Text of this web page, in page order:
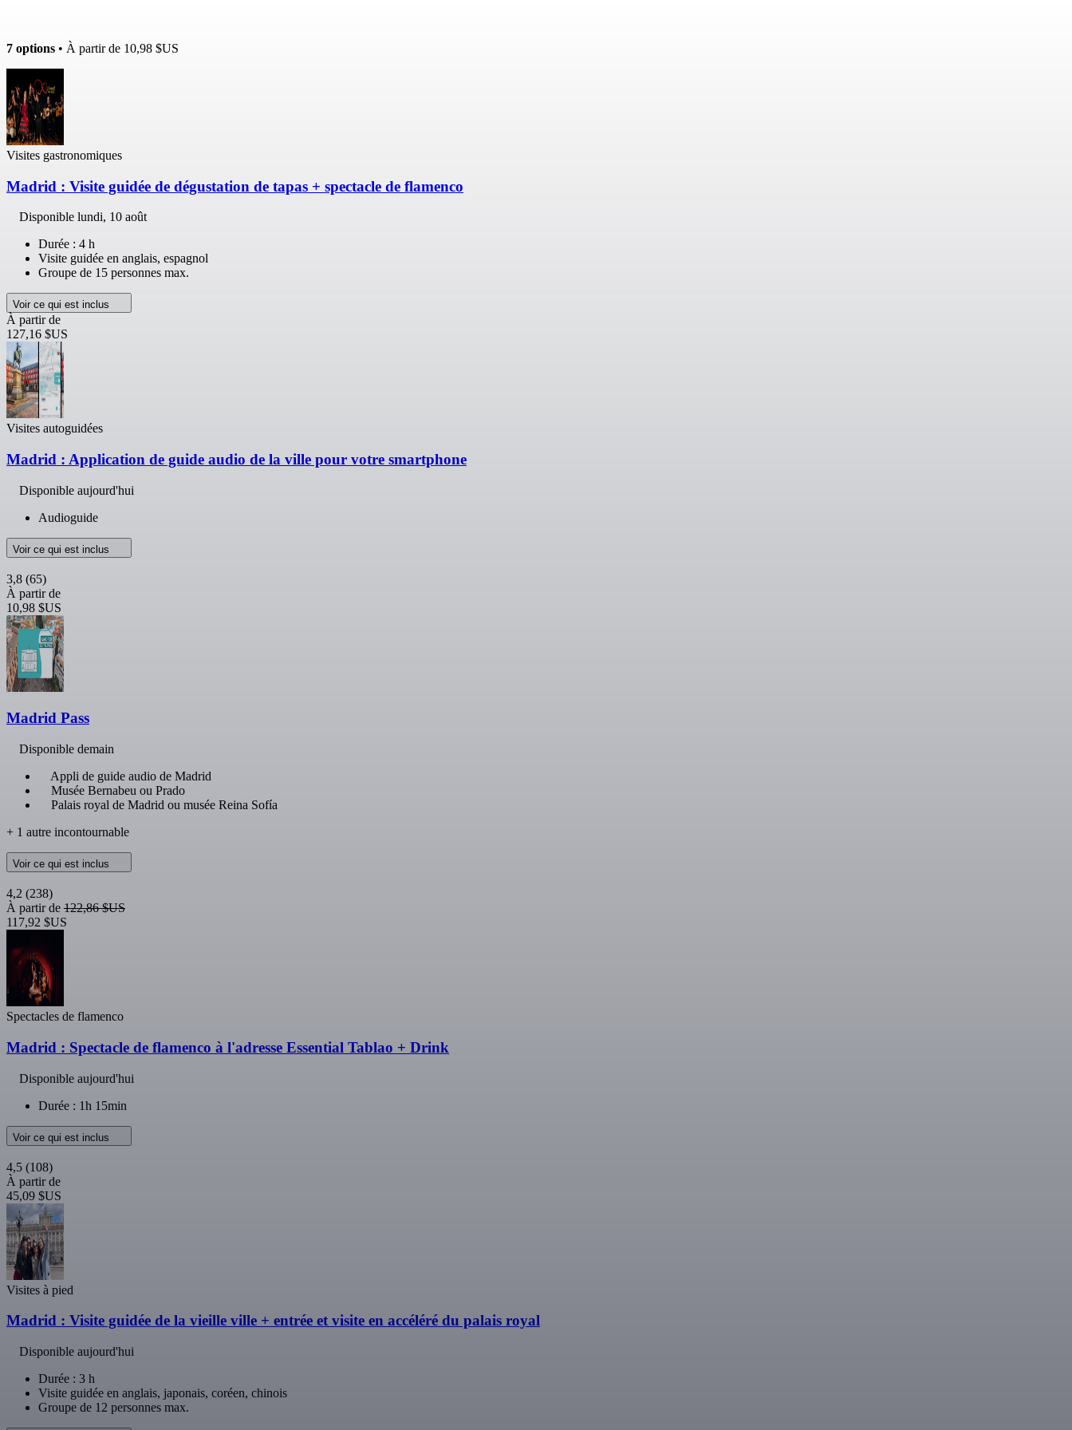
7 options • À partir de 10,98 $US
Visites gastronomiques
Madrid : Visite guidée de dégustation de tapas + spectacle de flamenco
Disponible lundi, 10 août
Durée : 4 h
Visite guidée en anglais, espagnol
Groupe de 15 personnes max.
Voir ce qui est inclus
À partir de
127,16 $US
Visites autoguidées
Madrid : Application de guide audio de la ville pour votre smartphone
Disponible aujourd'hui
Audioguide
Voir ce qui est inclus
3,8 (65)
À partir de
10,98 $US
Madrid Pass
Disponible demain
Appli de guide audio de Madrid
Musée Bernabeu ou Prado
Palais royal de Madrid ou musée Reina Sofía
+ 1 autre incontournable
Voir ce qui est inclus
4,2 (238)
À partir de 122,86 $US
117,92 $US
Spectacles de flamenco
Madrid : Spectacle de flamenco à l'adresse Essential Tablao + Drink
Disponible aujourd'hui
Durée : 1h 15min
Voir ce qui est inclus
4,5 (108)
À partir de
45,09 $US
Visites à pied
Madrid : Visite guidée de la vieille ville + entrée et visite en accéléré du palais royal
Disponible aujourd'hui
Durée : 3 h
Visite guidée en anglais, japonais, coréen, chinois
Groupe de 12 personnes max.